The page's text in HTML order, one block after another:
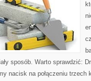
sposób. Warto sprawdzić:
nacisk na połączeniu